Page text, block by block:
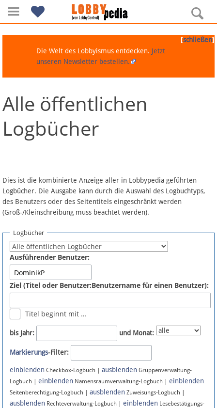
Navigation
Über Lobbypedia
Artikel nach Kategorien
FAQ
Fördermitglied werden
Fehler melden
Newsletter
Bluesky
Facebook
Instagram
[schließen]
Die Welt des Lobbyismus entdecken. Jetzt
unseren Newsletter bestellen.
Alle öffentlichen
Logbücher
Dies ist die kombinierte Anzeige aller in Lobbypedia geführten
Logbücher. Die Ausgabe kann durch die Auswahl des Logbuchtyps,
des Benutzers oder des Seitentitels eingeschränkt werden
(Groß-/Kleinschreibung muss beachtet werden).
Logbücher
Ausführender Benutzer:
Ziel (Titel oder Benutzer:Benutzername für einen Benutzer):
Titel beginnt mit …
bis Jahr: und Monat:
Markierungs-Filter:
einblenden Checkbox-Logbuch | ausblenden Gruppenverwaltung-
Logbuch | einblenden Namensraumverwaltung-Logbuch | einblenden
Seitenberechtigung-Logbuch | ausblenden Zuweisungs-Logbuch |
ausblenden Rechteverwaltung-Logbuch | einblenden Lesebestätigungs-